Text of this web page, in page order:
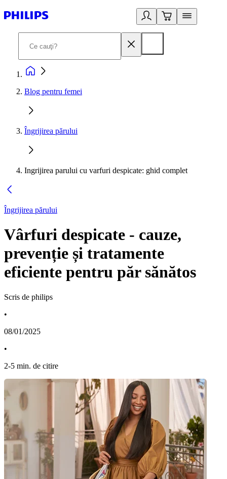
Blog pentru femei
Îngrijirea părului
Ingrijirea parului cu varfuri despicate: ghid complet
Îngrijirea părului
Vârfuri despicate - cauze,
prevenție și tratamente
eficiente pentru păr sănătos
Scris de philips
•
08/01/2025
•
2-5 min. de citire